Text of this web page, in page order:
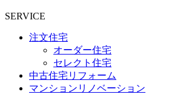
SERVICE
注文住宅
オーダー住宅
セレクト住宅
中古住宅リフォーム
マンションリノベーション